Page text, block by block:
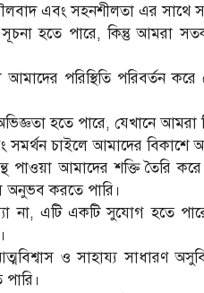
এবং সহনশীলতা এর সাথে
হতে পারে, কিন্তু আমরা
পরিস্থিতি পরিবর্তন
হতে পারে, যেখানে আমরা
চাইলে আমাদের বিকাশে
পাওয়া আমাদের শক্তি তৈরি
অনুভব করতে পারি।
না, এটি একটি সুযোগ হতে
ও সাহায্য সাধারণ